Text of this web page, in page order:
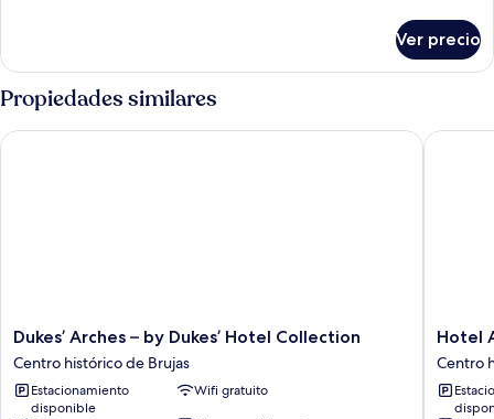
Room
Ver precio
Propiedades similares
Dukes’
Arches
–
by
Dukes’
Dukes’ Arches – by Dukes’ Hotel Collection
Centro histórico de Brujas
Estacionamiento
disponible
Wifi gratuito
Dukes’ Arches – by Dukes’ Hotel Collection
Hotel
Aragon
Centro
histórico
Hotel
Centro
Hotel